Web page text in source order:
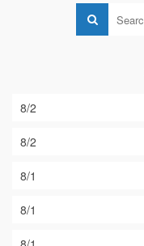
8/2
8/2
8/1
8/1